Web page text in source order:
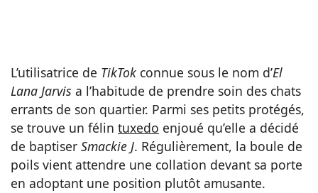
L’utilisatrice de TikTok connue sous le nom d’El
Lana Jarvis a l’habitude de prendre soin des chats
errants de son quartier. Parmi ses petits protégés,
se trouve un félin tuxedo enjoué qu’elle a décidé
de baptiser Smackie J. Régulièrement, la boule de
poils vient attendre une collation devant sa porte
en adoptant une position plutôt amusante.